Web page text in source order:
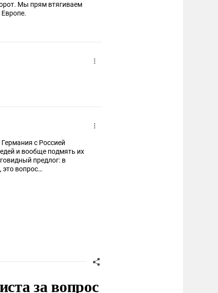
Мы прям втягиваем
Европе.
с Россией
и вообще подмять их
предлог: в
это вопрос
за вопрос